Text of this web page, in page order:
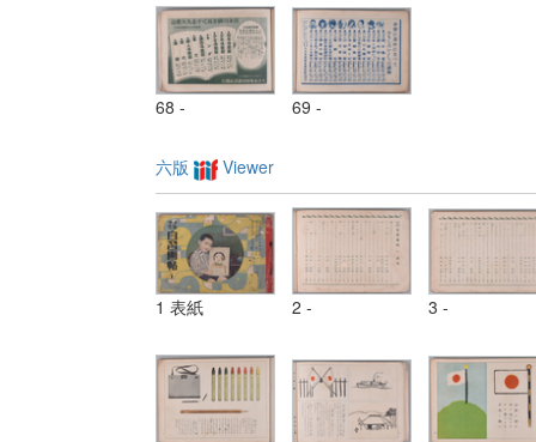
68 - 69 -
六版 Viewer
1 表紙 2 - 3 -